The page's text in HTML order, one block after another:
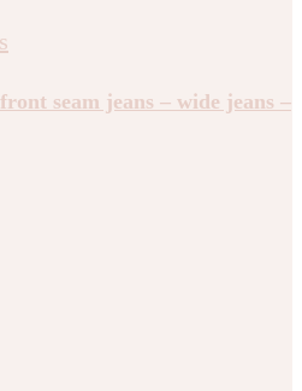
seam jeans – wide jeans –